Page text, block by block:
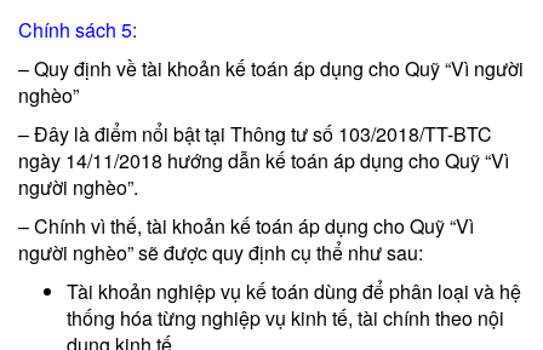
Chính sách 5:
– Quy định về tài khoản kế toán áp dụng cho Quỹ “Vì người
nghèo”
– Đây là điểm nổi bật tại Thông tư số 103/2018/TT-BTC
ngày 14/11/2018 hướng dẫn kế toán áp dụng cho Quỹ “Vì
người nghèo”.
– Chính vì thế, tài khoản kế toán áp dụng cho Quỹ “Vì
người nghèo” sẽ được quy định cụ thể như sau:
Tài khoản nghiệp vụ kế toán dùng để phân loại và hệ
thống hóa từng nghiệp vụ kinh tế, tài chính theo nội
dung kinh tế.